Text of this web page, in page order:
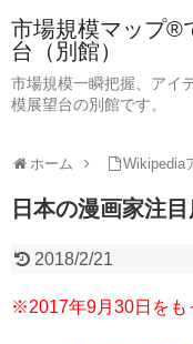
市場規模マップ®
台（別館）
市場規模一瞬把握、アイ
模展望台の別館です。
ホーム Wikipedia
日本の漫画家注
2018/2/21
※2017年9月30日をも